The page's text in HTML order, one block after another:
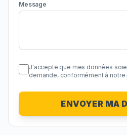
Message
J'accepte que mes données
demande, conformément à notre
ENVOYER MA